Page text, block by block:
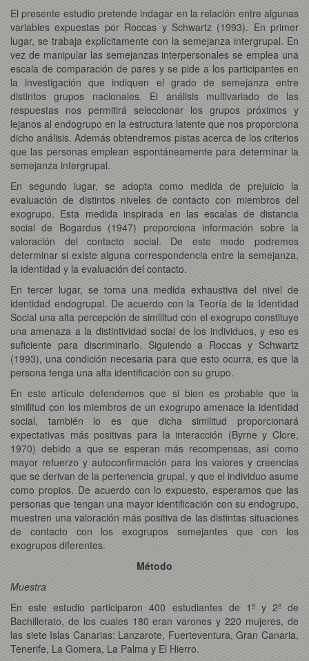
El presente estudio pretende indagar en la relación entre algunas
variables expuestas por Roccas y Schwartz (1993). En primer
lugar, se trabaja explícitamente con la semejanza intergrupal. En
vez de manipular las semejanzas interpersonales se emplea una
escala de comparación de pares y se pide a los participantes en
la investigación que indiquen el grado de semejanza entre
distintos grupos nacionales. El análisis multivariado de las
respuestas nos permitirá seleccionar los grupos próximos y
lejanos al endogrupo en la estructura latente que nos proporciona
dicho análisis. Además obtendremos pistas acerca de los criterios
que las personas emplean espontáneamente para determinar la
semejanza intergrupal.
En segundo lugar, se adopta como medida de prejuicio la
evaluación de distintos niveles de contacto con miembros del
exogrupo. Esta medida inspirada en las escalas de distancia
social de Bogardus (1947) proporciona información sobre la
valoración del contacto social. De este modo podremos
determinar si existe alguna correspondencia entre la semejanza,
la identidad y la evaluación del contacto.
En tercer lugar, se toma una medida exhaustiva del nivel de
identidad endogrupal. De acuerdo con la Teoría de la Identidad
Social una alta percepción de similitud con el exogrupo constituye
una amenaza a la distintividad social de los individuos, y eso es
suficiente para discriminarlo. Siguiendo a Roccas y Schwartz
(1993), una condición necesaria para que esto ocurra, es que la
persona tenga una alta identificación con su grupo.
En este artículo defendemos que si bien es probable que la
similitud con los miembros de un exogrupo amenace la identidad
social, también lo es que dicha similitud proporcionará
expectativas más positivas para la interacción (Byrne y Clore,
1970) debido a que se esperan más recompensas, así como
mayor refuerzo y autoconfirmación para los valores y creencias
que se derivan de la pertenencia grupal, y que el individuo asume
como propios. De acuerdo con lo expuesto, esperamos que las
personas que tengan una mayor identificación con su endogrupo,
muestren una valoración más positiva de las distintas situaciones
de contacto con los exogrupos semejantes que con los
exogrupos diferentes.
Método
Muestra
En este estudio participaron 400 estudiantes de 1º y 2º de
Bachillerato, de los cuales 180 eran varones y 220 mujeres, de
las siete Islas Canarias: Lanzarote, Fuerteventura, Gran Canaria,
Tenerife, La Gomera, La Palma y El Hierro.